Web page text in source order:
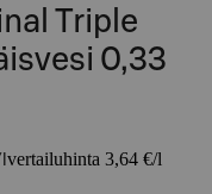
Triple
0,33
vertailuhinta 3,64 €/l